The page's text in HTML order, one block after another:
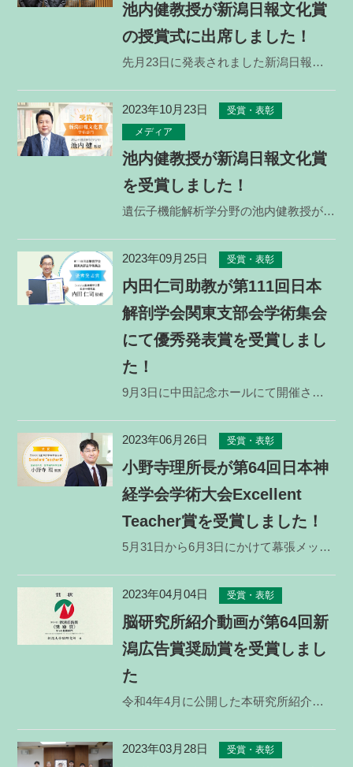
池内健教授が新潟日報文化賞
の授賞式に出席しました！
先月23日に発表されました新潟日報文化賞の表彰式が、11月1日に新潟日報メディアシップにて開催されま
2023年10月23日
受賞・表彰
メディア
池内健教授が新潟日報文化賞
を受賞しました！
遺伝子機能解析学分野の池内健教授が、第76回 新潟日報文化賞（学術部門）を受賞しました！ 新潟日報
2023年09月25日 受賞・表彰
内田仁司助教が第111回日本
解剖学会関東支部会学術集会
にて優秀発表賞を受賞しまし
た！
9月3日に中田記念ホールにて開催された第111回日本解剖学会関東支部会学術集会にて、システム脳病態学
2023年06月26日 受賞・表彰
小野寺理所長が第64回日本神
経学会学術大会Excellent
Teacher賞を受賞しました！
5月31日から6月3日にかけて幕張メッセにて行われた、第64回日本神経学会学術大会にて、脳研究所長
2023年04月04日 受賞・表彰
脳研究所紹介動画が第64回新
潟広告賞奨励賞を受賞しまし
た
令和4年4月に公開した本研究所紹介動画が，第64回新潟広告賞WEB動画部門の奨励賞を受賞しました。
2023年03月28日 受賞・表彰